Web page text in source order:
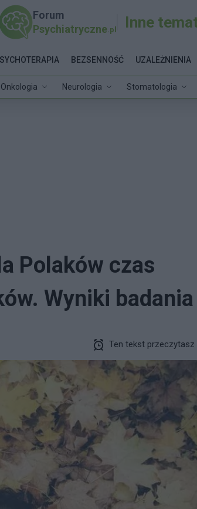
Forum
Psychiatryczne .pl Inne
Onkologia Neurologia Stomatologia
BEZSENNOŚĆ UZALEŻNIENIA
Polaków czas
Wyniki badania
Ten tekst przeczytasz